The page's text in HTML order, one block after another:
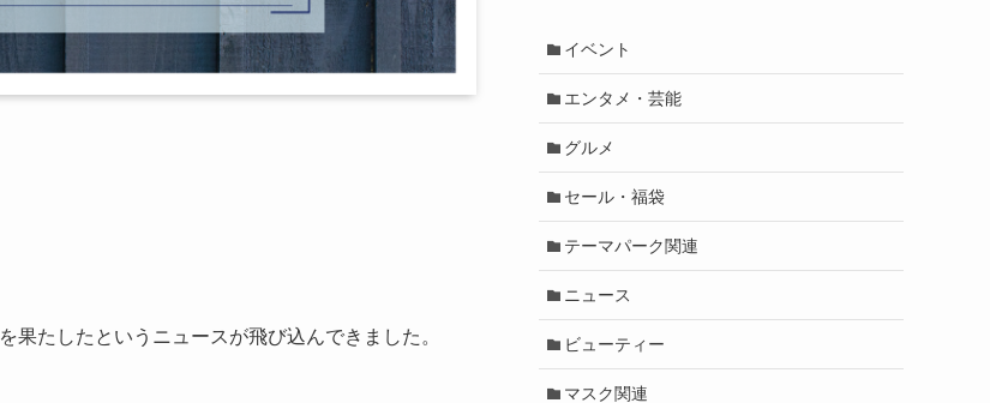
を果たしたというニュースが飛び込んできました。
イベント
エンタメ・芸能
グルメ
セール・福袋
テーマパーク関連
ニュース
ビューティー
マスク関連